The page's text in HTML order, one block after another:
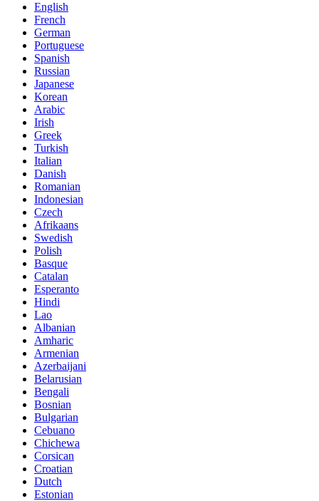
English
French
German
Portuguese
Spanish
Russian
Japanese
Korean
Arabic
Irish
Greek
Turkish
Italian
Danish
Romanian
Indonesian
Czech
Afrikaans
Swedish
Polish
Basque
Catalan
Esperanto
Hindi
Lao
Albanian
Amharic
Armenian
Azerbaijani
Belarusian
Bengali
Bosnian
Bulgarian
Cebuano
Chichewa
Corsican
Croatian
Dutch
Estonian